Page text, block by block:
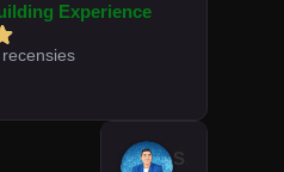
Experience